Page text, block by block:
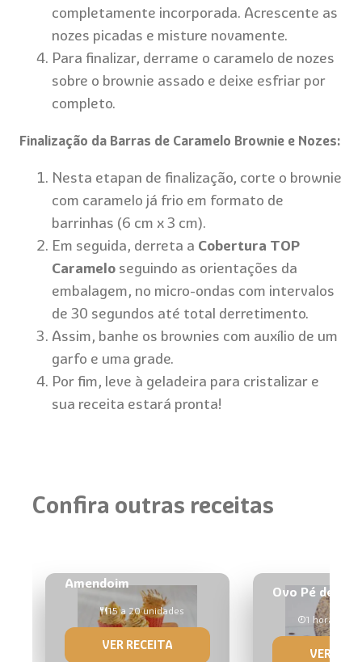
completamente incorporada. Acrescente as
nozes picadas e misture novamente.
Para finalizar, derrame o caramelo de nozes
sobre o brownie assado e deixe esfriar por
completo.
Finalização da Barras de Caramelo Brownie e Nozes:
Nesta etapan de finalização, corte o brownie
com caramelo já frio em formato de
barrinhas (6 cm x 3 cm).
Em seguida, derreta a Cobertura TOP
Caramelo seguindo as orientações da
embalagem, no micro-ondas com intervalos
de 30 segundos até total derretimento.
Assim, banhe os brownies com auxílio de um
garfo e uma grade.
Por fim, leve à geladeira para cristalizar e
sua receita estará pronta!
Confira outras receitas
Amendoim
15 a 20 unidades
VER RECEITA
Ovo Pé de
1 hora
VER